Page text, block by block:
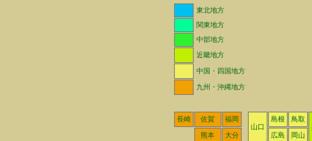
東北地方
関東地方
中部地方
近畿地方
中国・四国地方
九州・沖縄地方
長崎 佐賀
福岡
山口
島根
鳥取
熊本
大分 広島 岡山